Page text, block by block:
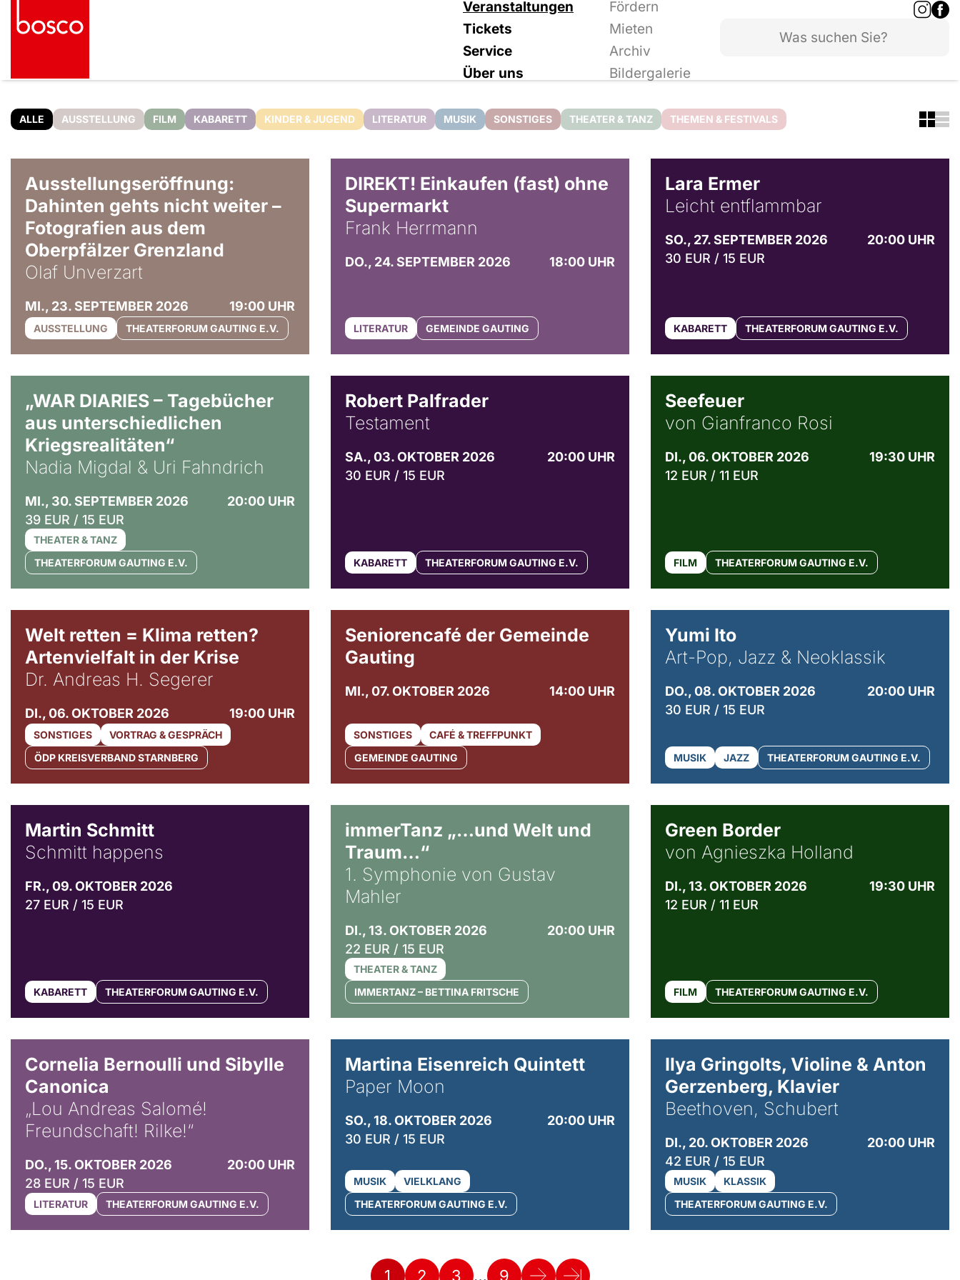
Veranstaltungen
Fördern
Tickets
Mieten
Service
Archiv
Über uns
Bildergalerie
ALLE AUSSTELLUNG FILM KABARETT KINDER & JUGEND LITERATUR MUSIK SONSTIGES THEATER & TANZ THEMEN & FESTIVALS
Ausstellungseröffnung:
Dahinten gehts nicht weiter –
Fotografien aus dem
Oberpfälzer Grenzland
Olaf Unverzart
MI., 23. SEPTEMBER 2026 19:00 UHR
AUSSTELLUNG THEATERFORUM GAUTING E.V.
DIREKT! Einkaufen (fast) ohne
Supermarkt
Frank Herrmann
DO., 24. SEPTEMBER 2026 18:00 UHR
LITERATUR GEMEINDE GAUTING
Lara Ermer
Leicht entflammbar
SO., 27. SEPTEMBER 2026
20:00 UHR
30 EUR / 15 EUR
KABARETT THEATERFORUM GAUTING E.V.
„WAR DIARIES – Tagebücher
aus unterschiedlichen
Kriegsrealitäten“
Nadia Migdal & Uri Fahndrich
MI., 30. SEPTEMBER 2026
20:00 UHR
39 EUR / 15 EUR
THEATER & TANZ
THEATERFORUM GAUTING E.V.
Robert Palfrader
Testament
SA., 03. OKTOBER 2026
20:00 UHR
30 EUR / 15 EUR
KABARETT THEATERFORUM GAUTING E.V.
Seefeuer
von Gianfranco Rosi
DI., 06. OKTOBER 2026
19:30 UHR
12 EUR / 11 EUR
FILM THEATERFORUM GAUTING E.V.
Welt retten = Klima retten?
Artenvielfalt in der Krise
Dr. Andreas H. Segerer
DI., 06. OKTOBER 2026 19:00 UHR
SONSTIGES
VORTRAG & GESPRÄCH
ÖDP KREISVERBAND STARNBERG
Seniorencafé der Gemeinde
Gauting
MI., 07. OKTOBER 2026 14:00 UHR
SONSTIGES
CAFÉ & TREFFPUNKT
GEMEINDE GAUTING
Yumi Ito
Art-Pop, Jazz & Neoklassik
DO., 08. OKTOBER 2026
20:00 UHR
30 EUR / 15 EUR
MUSIK JAZZ THEATERFORUM GAUTING E.V.
Martin Schmitt
Schmitt happens
FR., 09. OKTOBER 2026
27 EUR / 15 EUR
KABARETT THEATERFORUM GAUTING E.V.
immerTanz „…und Welt und
Traum…“
1. Symphonie von Gustav
Mahler
DI., 13. OKTOBER 2026
20:00 UHR
22 EUR / 15 EUR
THEATER & TANZ
IMMERTANZ – BETTINA FRITSCHE
Green Border
von Agnieszka Holland
DI., 13. OKTOBER 2026
19:30 UHR
12 EUR / 11 EUR
FILM THEATERFORUM GAUTING E.V.
Cornelia Bernoulli und Sibylle
Canonica
„Lou Andreas Salomé!
Freundschaft! Rilke!“
DO., 15. OKTOBER 2026
20:00 UHR
28 EUR / 15 EUR
LITERATUR THEATERFORUM GAUTING E.V.
Martina Eisenreich Quintett
Paper Moon
SO., 18. OKTOBER 2026
20:00 UHR
30 EUR / 15 EUR
MUSIK
VIELKLANG
THEATERFORUM GAUTING E.V.
Ilya Gringolts, Violine & Anton
Gerzenberg, Klavier
Beethoven, Schubert
DI., 20. OKTOBER 2026
20:00 UHR
42 EUR / 15 EUR
MUSIK
KLASSIK
THEATERFORUM GAUTING E.V.
1 2 3 … 9